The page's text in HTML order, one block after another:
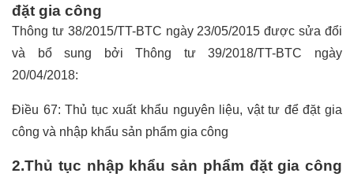
đặt gia công
Thông tư 38/2015/TT-BTC ngày 23/05/2015 được sửa đổi
và bổ sung bởi Thông tư 39/2018/TT-BTC ngày
20/04/2018:
Điều 67: Thủ tục xuất khẩu nguyên liệu, vật tư để đặt gia
công và nhập khẩu sản phẩm gia công
2.Thủ tục nhập khẩu sản phẩm đặt gia công